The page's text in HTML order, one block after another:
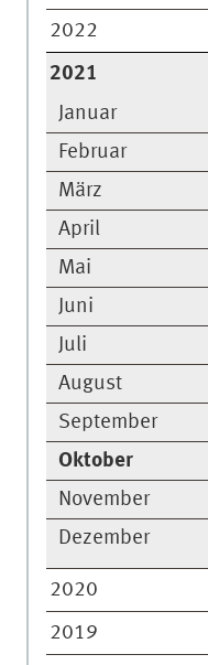
2022
2021
Januar
Februar
März
April
Mai
Juni
Juli
August
September
Oktober
November
Dezember
2020
2019